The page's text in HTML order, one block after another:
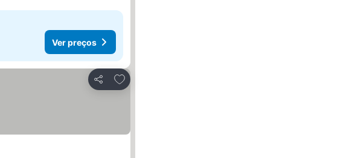
Ver preços
Partilhar
Adicionar aos favoritos